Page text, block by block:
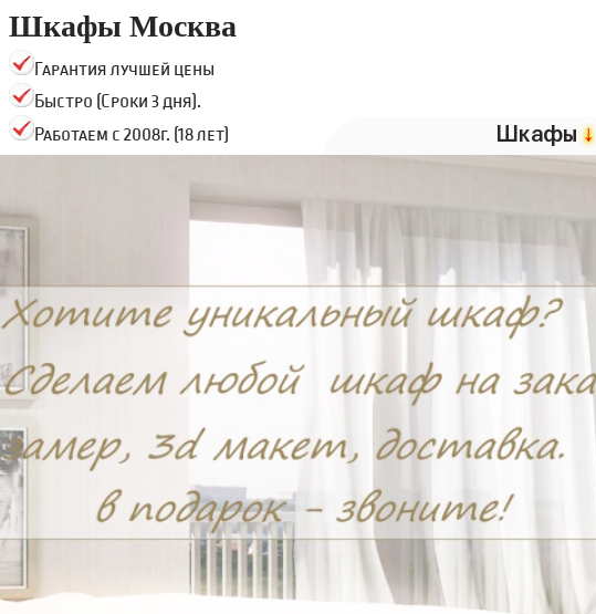
Шкафы Москва
Гарантия лучшей цены
Быстро (Сроки 3 дня).
Работаем с 2008г. (18 лет)
Шкафы↓